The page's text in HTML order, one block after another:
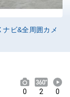
ビ&全周囲カメ
0 2 0